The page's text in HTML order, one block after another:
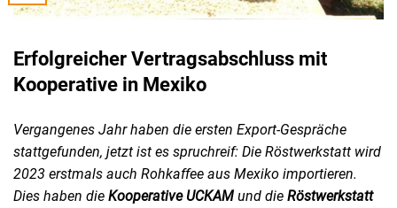
Erfolgreicher Vertragsabschluss mit
Kooperative in Mexiko
Vergangenes Jahr haben die ersten Export-Gespräche
stattgefunden, jetzt ist es spruchreif: Die Röstwerkstatt wird
2023 erstmals auch Rohkaffee aus Mexiko importieren.
Dies haben die Kooperative UCKAM und die Röstwerkstatt